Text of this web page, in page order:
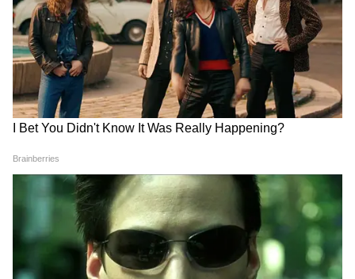
LPG Connection eKYC Last Date: बिना
इसके नहीं मिलेगा Cylinder , हर उपभोक्ता को
करवाना होगा ये काम
Kanwar Yatra: 95 वर्षीय दादी की इच्छा को